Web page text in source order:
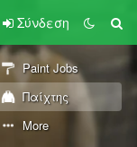
Σύνδεση
Paint Jobs
Παίχτης
More